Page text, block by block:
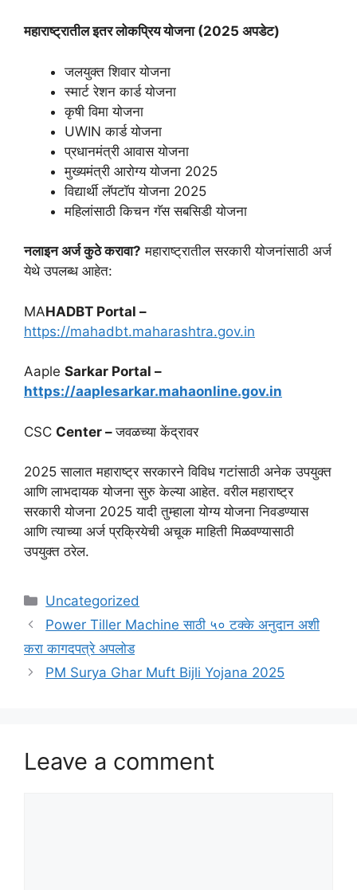
महाराष्ट्रातील इतर लोकप्रिय योजना (2025 अपडेट)
जलयुक्त शिवार योजना
स्मार्ट रेशन कार्ड योजना
कृषी विमा योजना
UWIN कार्ड योजना
प्रधानमंत्री आवास योजना
मुख्यमंत्री आरोग्य योजना 2025
विद्यार्थी लॅपटॉप योजना 2025
महिलांसाठी किचन गॅस सबसिडी योजना
नलाइन अर्ज कुठे करावा? महाराष्ट्रातील सरकारी योजनांसाठी अर्ज
येथे उपलब्ध आहेत:
MAHADBT Portal –
https://mahadbt.maharashtra.gov.in
Aaple Sarkar Portal –
https://aaplesarkar.mahaonline.gov.in
CSC Center –जवळच्या केंद्रावर
2025 सालात महाराष्ट्र सरकारने विविध गटांसाठी अनेक उपयुक्त
आणि लाभदायक योजना सुरु केल्या आहेत. वरील महाराष्ट्र
सरकारी योजना 2025 यादी तुम्हाला योग्य योजना निवडण्यास
आणि त्याच्या अर्ज प्रक्रियेची अचूक माहिती मिळवण्यासाठी
उपयुक्त ठरेल.
Categories
Uncategorized
Power Tiller Machine साठी ५० टक्के अनुदान अशी
करा कागदपत्रे अपलोड
PM Surya Ghar Muft Bijli Yojana 2025
Leave a comment